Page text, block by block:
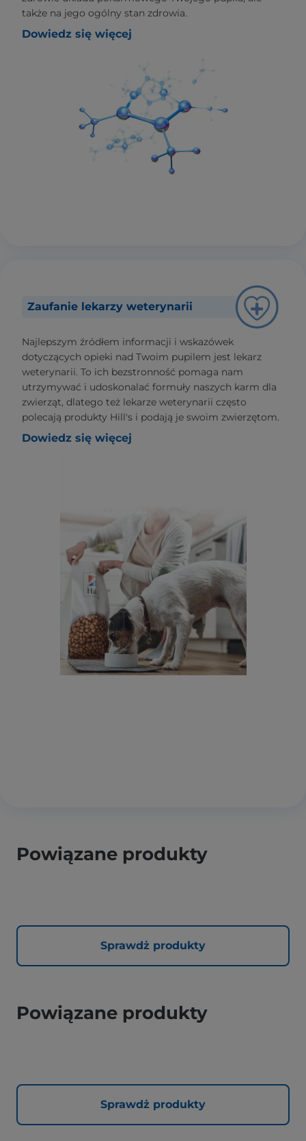
także na jego ogólny stan zdrowia.
Dowiedz się więcej
Zaufanie lekarzy weterynarii
Najlepszym źródłem informacji i wskazówek
dotyczących opieki nad Twoim pupilem jest lekarz
weterynarii. To ich bezstronność pomaga nam
utrzymywać i udoskonalać formuły naszych karm dla
zwierząt, dlatego też lekarze weterynarii często
polecają produkty Hill's i podają je swoim zwierzętom.
Dowiedz się więcej
Powiązane produkty
Sprawdż produkty
Powiązane produkty
Sprawdż produkty